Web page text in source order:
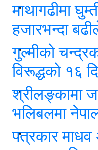
माथागढीमा
हजारभन्दा
गुल्मीको
विरूद्धको १६
श्रीलङ्कामा
भलिबलमा
पत्रकार माधव